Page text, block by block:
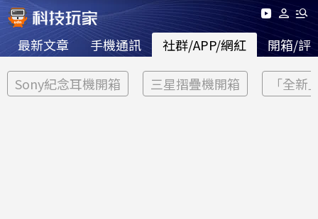
最新文章 手機通訊 社群/APP/網紅 開箱/評
Sony紀念耳機開箱 三星摺疊機開箱 「全新